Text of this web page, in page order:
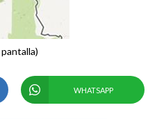
WHATSAPP